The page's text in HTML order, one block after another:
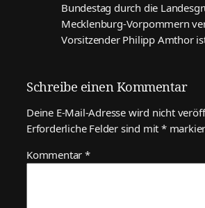
Bundestag durch die
Mecklenburg-Vorpommern
Vorsitzender Philipp Amthor
Schreibe einen Kommentar
Deine E-Mail-Adresse wird nicht
Erforderliche Felder sind mit*
Kommentar*